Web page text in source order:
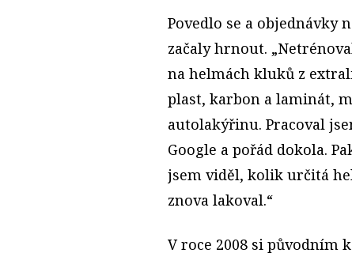
Povedlo se a objednávky
začaly hrnout.
na helmách kluků z
plast, karbon a laminát,
autolakýřinu. Pracoval
Google a pořád dokola.
jsem viděl, kolik určitá
znova lakoval.“
V roce 2008 si původním